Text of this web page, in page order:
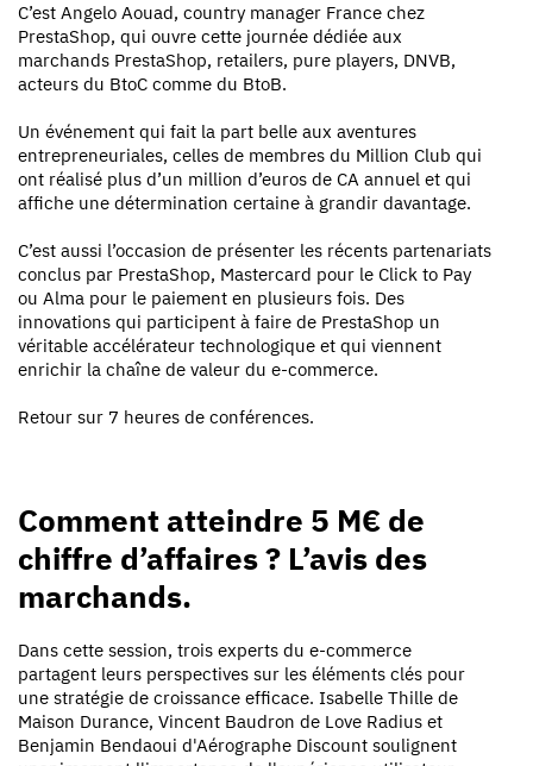
C’est Angelo Aouad, country manager France chez
PrestaShop, qui ouvre cette journée dédiée aux
marchands PrestaShop, retailers, pure players, DNVB,
acteurs du BtoC comme du BtoB.
Un événement qui fait la part belle aux aventures
entrepreneuriales, celles de membres du Million Club qui
ont réalisé plus d’un million d’euros de CA annuel et qui
affiche une détermination certaine à grandir davantage.
C’est aussi l’occasion de présenter les récents partenariats
conclus par PrestaShop, Mastercard pour le Click to Pay
ou Alma pour le paiement en plusieurs fois. Des
innovations qui participent à faire de PrestaShop un
véritable accélérateur technologique et qui viennent
enrichir la chaîne de valeur du e-commerce.
Retour sur 7 heures de conférences.
Comment atteindre 5 M€ de
chiffre d’affaires ? L’avis des
marchands.
Dans cette session, trois experts du e-commerce
partagent leurs perspectives sur les éléments clés pour
une stratégie de croissance efficace. Isabelle Thille de
Maison Durance, Vincent Baudron de Love Radius et
Benjamin Bendaoui d'Aérographe Discount soulignent